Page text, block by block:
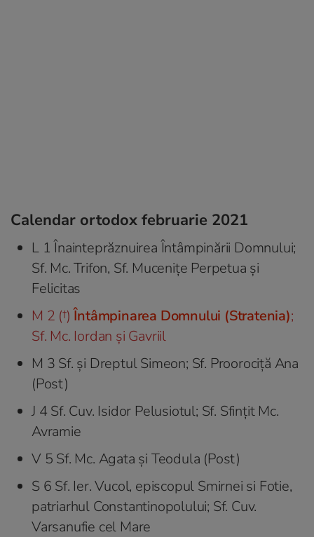
Calendar ortodox februarie 2021
L 1 Înainteprăznuirea Întâmpinării Domnului;
Sf. Mc. Trifon, Sf. Mucenițe Perpetua şi
Felicitas
M 2 (†)Întâmpinarea Domnului (Stratenia);
Sf. Mc. Iordan şi Gavriil
M 3 Sf. şi Dreptul Simeon; Sf. Proorociță Ana
(Post)
J 4 Sf. Cuv. Isidor Pelusiotul; Sf. Sfințit Mc.
Avramie
V 5 Sf. Mc. Agata şi Teodula (Post)
S 6 Sf. Ier. Vucol, episcopul Smirnei si Fotie,
patriarhul Constantinopolului; Sf. Cuv.
Varsanufie cel Mare